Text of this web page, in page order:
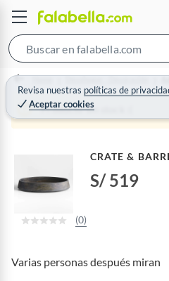
Revisa nuestras políticas de
Aceptar cookies
Home Decohogar - Decoración
Producto sin stock :(
CRATE &
S/ 519
(0)
Varias personas después miran